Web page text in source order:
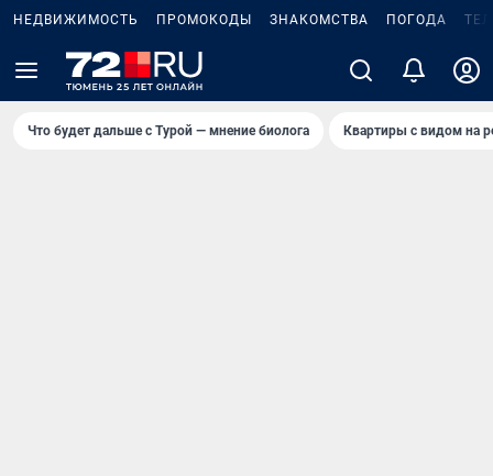
НЕДВИЖИМОСТЬ ПРОМОКОДЫ ЗНАКОМСТВА ПОГОДА
Что будет дальше с Турой — мнение биолога Квартиры с видом на